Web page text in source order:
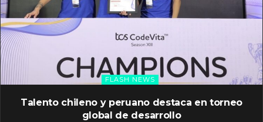
FLASH NEWS
Talento chileno y peruano destaca en torneo
global de desarrollo